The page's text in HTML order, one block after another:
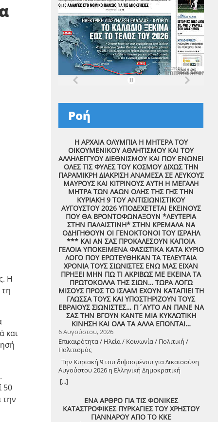
Η
και
50
την
Ροή
Η ΑΡΧΑΙΑ ΟΛΥΜΠΙΑ Η ΜΗΤΕΡΑ ΤΟΥ
ΟΙΚΟΥΜΕΝΙΚΟΥ ΑΘΛΗΤΙΣΜΟΥ ΚΑΙ ΤΟΥ
ΑΛΛΗΛΕΓΓΥΟΥ ΔΙΕΘΝΙΣΜΟΥ ΚΑΙ ΠΟΥ ΕΝΩΝΕΙ
ΟΛΕΣ ΤΙΣ ΦΥΛΕΣ ΤΟΥ ΚΟΣΜΟΥ ΔΙΧΩΣ ΤΗΝ
ΠΑΡΑΜΙΚΡΗ ΔΙΑΚΡΙΣΗ ΑΝΑΜΕΣΑ ΣΕ ΛΕΥΚΟΥΣ
ΜΑΥΡΟΥΣ ΚΑΙ ΚΙΤΡΙΝΟΥΣ ΑΥΤΗ Η ΜΕΓΑΛΗ
ΜΗΤΡΑ ΤΩΝ ΛΑΩΝ ΟΛΗΣ ΤΗΣ ΓΗΣ ΤΗΝ
ΚΥΡΙΑΚΗ 9 ΤΟΥ ΑΝΤΙΣΙΩΝΙΣΤΙΚΟΥ
ΑΥΓΟΥΣΤΟΥ 2026 ΥΠΟΔΕΧΕΤΕΤΑΙ ΕΚΕΙΝΟΥΣ
ΠΟΥ ΘΑ ΒΡΟΝΤΟΦΩΝΑΞΟΥΝ *ΛΕΥΤΕΡΙΑ
ΣΤΗΝ ΠΑΛΑΙΣΤΙΝΗ* ΣΤΗΝ ΚΡΕΜΑΛΑ ΝΑ
ΟΔΗΓΗΘΟΥΝ ΟΙ ΓΕΝΟΚΤΟΝΟΙ ΤΟΥ ΙΣΡΑΗΛ
*** ΚΑΙ ΑΝ ΣΑΣ ΠΡΟΚΑΛΕΣΟΥΝ ΚΑΠΟΙΑ
ΓΕΛΟΙΑ ΥΠΟΚΕΙΜΕΝΑ ΦΑΣΙΣΤΙΚΑ ΚΑΤΑ ΚΥΡΙΟ
ΛΟΓΟ ΠΟΥ ΕΡΩΤΕΥΘΗΚΑΝ ΤΑ ΤΕΛΕΥΤΑΙΑ
ΧΡΟΝΙΑ ΤΟΥΣ ΣΙΩΝΙΣΤΕΣ ΕΝΩ ΜΑΣ ΕΙΧΑΝ
ΠΡΗΞΕΙ ΜΗΝ ΠΩ ΤΙ ΑΚΡΙΒΩΣ ΜΕ ΕΚΕΙΝΑ ΤΑ
ΠΡΩΤΟΚΟΛΛΑ ΤΗΣ ΣΙΩΝ… ΤΩΡΑ ΛΟΓΩ
ΜΙΣΟΥΣ ΠΡΟΣ ΤΟ ΙΣΛΑΜ ΕΧΟΥΝ ΚΑΤΑΠΙΕΙ ΤΗ
ΓΛΩΣΣΑ ΤΟΥΣ ΚΑΙ ΥΠΟΣΤΗΡΙΖΟΥΝ ΤΟΥΣ
ΕΒΡΑΙΟΥΣ ΣΙΩΝΙΣΤΕΣ… ΓΙ΄ΑΥΤΟ ΑΝ ΠΑΝΕ ΝΑ
ΣΑΣ ΤΗΝ ΒΓΟΥΝ ΚΑΝΤΕ ΜΙΑ ΚΥΚΛΩΤΙΚΗ
ΚΙΝΗΣΗ ΚΑΙ ΟΛΑ ΤΑ ΑΛΛΑ ΕΠΟΝΤΑΙ…
6 Αυγούστου, 2026
Επικαιρότητα / Ηλεία / Κοινωνία / Πολιτική /
Πολιτισμός
Την Κυριακή 9 του διψασμένου για Δικαιοσύνη
Αυγούστου 2026 η Ελληνική Δημοκρατική
Αντιεξουσιαστική Καρδιά χτυπά μαζί με ΟΛΟΥΣ
τους Συναγωνιστές για την Παλαιστίνη μέρα
[...]
ΕΝΑ ΑΡΘΡΟ ΓΙΑ ΤΙΣ ΦΟΝΙΚΕΣ
ΚΑΤΑΣΤΡΟΦΙΚΕΣ ΠΥΡΚΑΓΙΕΣ ΤΟΥ ΧΡΗΣΤΟΥ
ΓΙΑΝΝΑΡΟΥ ΑΠΟ ΤΟ ΚΚΕ